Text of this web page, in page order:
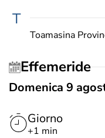
T
Toamasina
Effemeride
Domenica 9
Giorno
+1 min